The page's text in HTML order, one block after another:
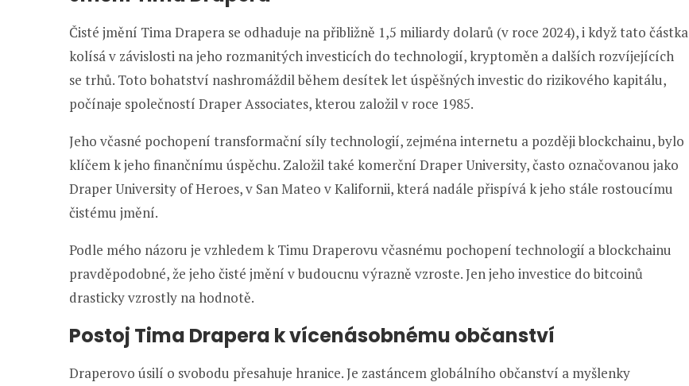
Čisté jmění Tima Drapera se odhaduje na přibližně 1,5 miliardy dolarů (v roce 2024), i když tato částka
kolísá v závislosti na jeho rozmanitých investicích do technologií, kryptoměn a dalších rozvíjejících
se trhů. Toto bohatství nashromáždil během desítek let úspěšných investic do rizikového kapitálu,
počínaje společností Draper Associates, kterou založil v roce 1985.
Jeho včasné pochopení transformační síly technologií, zejména internetu a později blockchainu, bylo
klíčem k jeho finančnímu úspěchu. Založil také komerční Draper University, často označovanou jako
Draper University of Heroes, v San Mateo v Kalifornii, která nadále přispívá k jeho stále rostoucímu
čistému jmění.
Podle mého názoru je vzhledem k Timu Draperovu včasnému pochopení technologií a blockchainu
pravděpodobné, že jeho čisté jmění v budoucnu výrazně vzroste. Jen jeho investice do bitcoinů
drasticky vzrostly na hodnotě.
Postoj Tima Drapera k vícenásobnému občanství
Draperovo úsilí o svobodu přesahuje hranice. Je zastáncem globálního občanství a myšlenky